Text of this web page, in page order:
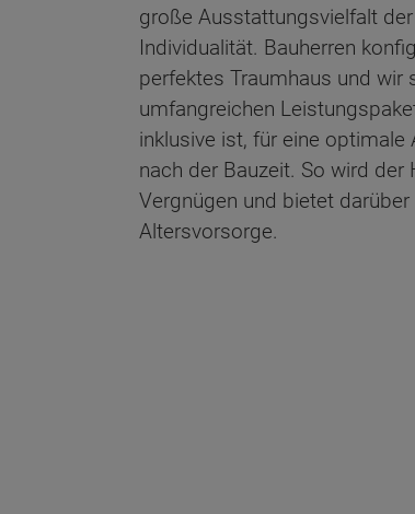
große Ausstattungsvielfalt
Individualität. Bauherren
perfektes Traumhaus und wir
umfangreichen
inklusive ist, für eine optimale
nach der Bauzeit. So wird
Vergnügen und bietet
Altersvorsorge.